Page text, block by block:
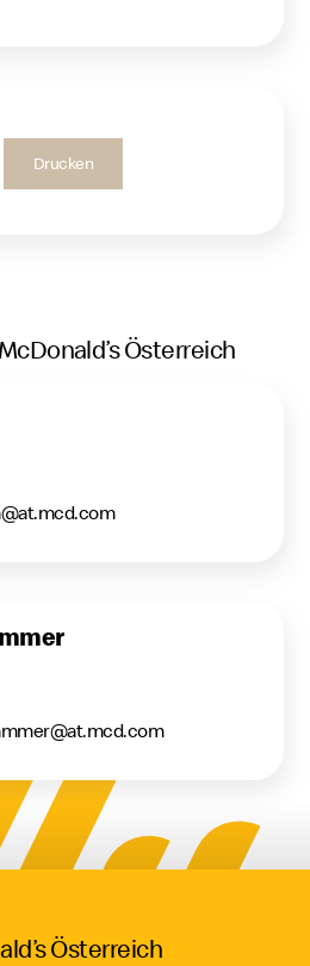
Drucken
Österreich
Österreich